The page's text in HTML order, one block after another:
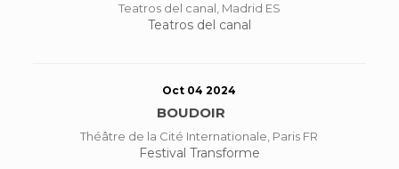
Teatros del canal, Madrid ES
Teatros del canal
Oct 04 2024
BOUDOIR
Théâtre de la Cité Internationale, Paris FR
Festival Transforme